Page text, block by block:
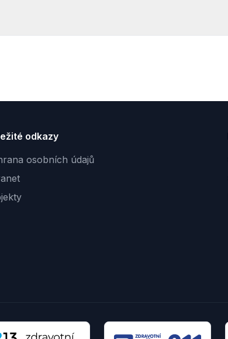
odkazy
osobních údajů